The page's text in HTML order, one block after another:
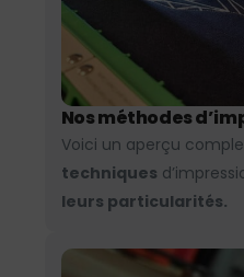
Nos méthodes
Voici un aperçu
techniques
leurs particularités.